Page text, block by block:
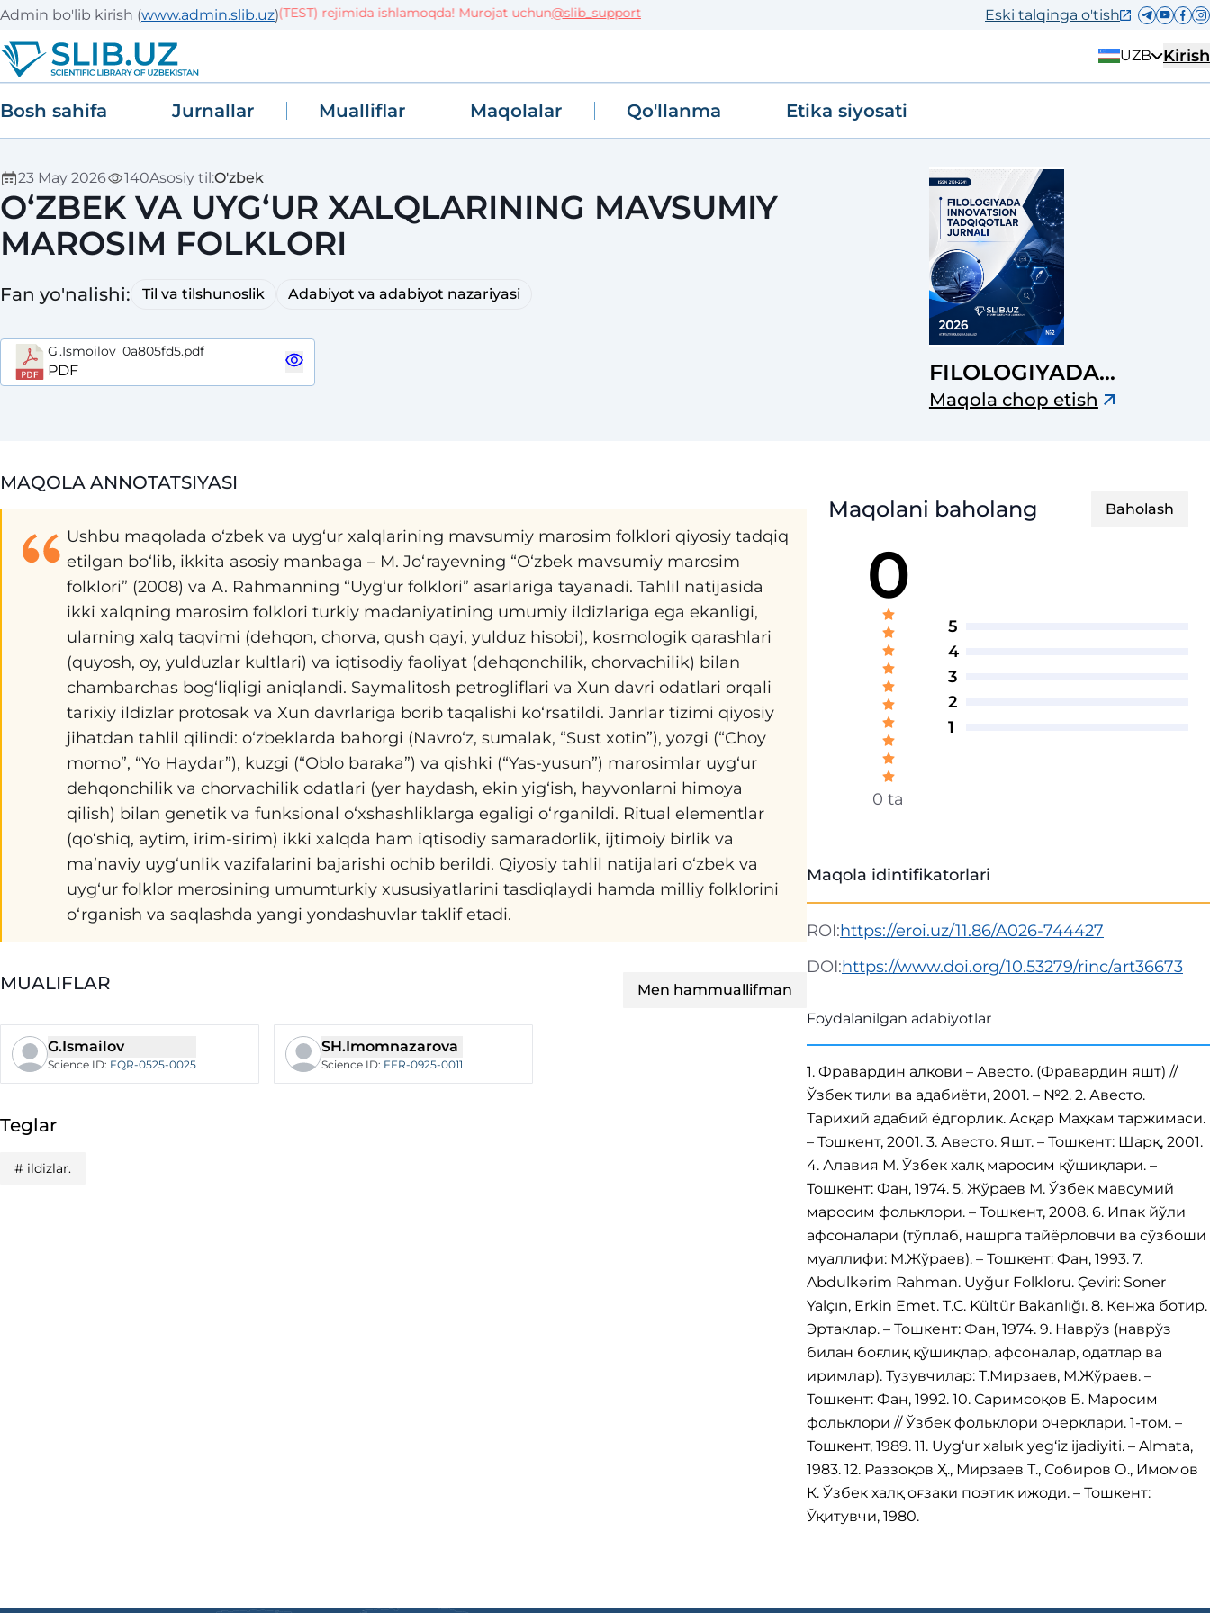
Admin bo'lib kirish (www.admin.slib.uz)
Tizim sinov (TEST) rejimida ishlamoqda! Murojat uchun@slib_support Eski talqinga o'tish
UZB Kirish
Bosh sahifa Jurnallar Mualliflar Maqolalar Qo'llanma Etika siyosati
23 May 2026 140Asosiy til:O'zbek
О‘ZBEK VA UYG‘UR XALQLARINING MAVSUMIY
MAROSIM FOLKLORI
Fan yo'nalishi: Til va tilshunoslik Adabiyot va adabiyot nazariyasi
G'.Ismoilov_0a805fd5.pdf
PDF
FILOLOGIYADA
INNOVATSION
Maqola chop etish
MAQOLA ANNOTATSIYASI
Ushbu maqolada о‘zbek va uyg‘ur xalqlarining mavsumiy marosim folklori qiyosiy tadqiq
etilgan bo‘lib, ikkita asosiy manbaga – M. Jo‘rayevning “О‘zbek mavsumiy marosim
folklori” (2008) va A. Rahmanning “Uyg‘ur folklori” asarlariga tayanadi. Tahlil natijasida
ikki xalqning marosim folklori turkiy madaniyatining umumiy ildizlariga ega ekanligi,
ularning xalq taqvimi (dehqon, chorva, qush qayi, yulduz hisobi), kosmologik qarashlari
(quyosh, oy, yulduzlar kultlari) va iqtisodiy faoliyat (dehqonchilik, chorvachilik) bilan
chambarchas bog‘liqligi aniqlandi. Saymalitosh petrogliflari va Xun davri odatlari orqali
tarixiy ildizlar protosak va Xun davrlariga borib taqalishi ko‘rsatildi. Janrlar tizimi qiyosiy
jihatdan tahlil qilindi: o‘zbeklarda bahorgi (Navro‘z, sumalak, “Sust xotin”), yozgi (“Choy
momo”, “Yo Haydar”), kuzgi (“Oblo baraka”) va qishki (“Yas-yusun”) marosimlar uyg‘ur
dehqonchilik va chorvachilik odatlari (yer haydash, ekin yig‘ish, hayvonlarni himoya
qilish) bilan genetik va funksional o‘xshashliklarga egaligi o‘rganildi. Ritual elementlar
(qo‘shiq, aytim, irim-sirim) ikki xalqda ham iqtisodiy samaradorlik, ijtimoiy birlik va
ma’naviy uyg‘unlik vazifalarini bajarishi ochib berildi. Qiyosiy tahlil natijalari o‘zbek va
uyg‘ur folklor merosining umumturkiy xususiyatlarini tasdiqlaydi hamda milliy folklorini
o‘rganish va saqlashda yangi yondashuvlar taklif etadi.
MUALIFLAR Men hammuallifman
G.Ismailov
Science ID: FQR-0525-0025
SH.Imomnazarova
Science ID: FFR-0925-0011
Teglar
# ildizlar.
Maqolani baholang Baholash
0
0 ta
5
4
3
2
1
Maqola idintifikatorlari
ROI:https://eroi.uz/11.86/A026-744427
DOI:https://www.doi.org/10.53279/rinc/art36673
Foydalanilgan adabiyotlar
1. Фравардин алқови – Авесто. (Фравардин яшт) //
Ўзбек тили ва адабиёти, 2001. – №2. 2. Авесто.
Тарихий адабий ёдгорлик. Асқар Маҳкам таржимаси.
– Тошкент, 2001. 3. Авесто. Яшт. – Тошкент: Шарқ, 2001.
4. Алавия М. Ўзбек халқ маросим қўшиқлари. –
Тошкент: Фан, 1974. 5. Жўраев М. Ўзбек мавсумий
маросим фольклори. – Тошкент, 2008. 6. Ипак йўли
афсоналари (тўплаб, нашрга тайёрловчи ва сўзбоши
муаллифи: М.Жўраев). – Тошкент: Фан, 1993. 7.
Abdulkərim Rahman. Uyğur Folkloru. Çeviri: Soner
Yalçın, Erkin Emet. T.C. Kültür Bakanlığı. 8. Кенжа ботир.
Эртаклар. – Тошкент: Фан, 1974. 9. Наврўз (наврўз
билан боғлиқ қўшиқлар, афсоналар, одатлар ва
иримлар). Тузувчилар: T.Мирзаев, М.Жўраев. –
Тошкент: Фан, 1992. 10. Саримсоқов Б. Маросим
фольклори // Ўзбек фольклори очерклари. 1-том. –
Тошкент, 1989. 11. Uyg‘ur xalыk yeg‘iz ijadiyiti. – Almata,
1983. 12. Раззоқов Ҳ., Мирзаев Т., Собиров О., Имомов
К. Ўзбек халқ оғзаки поэтик ижоди. – Тошкент:
Ўқитувчи, 1980.